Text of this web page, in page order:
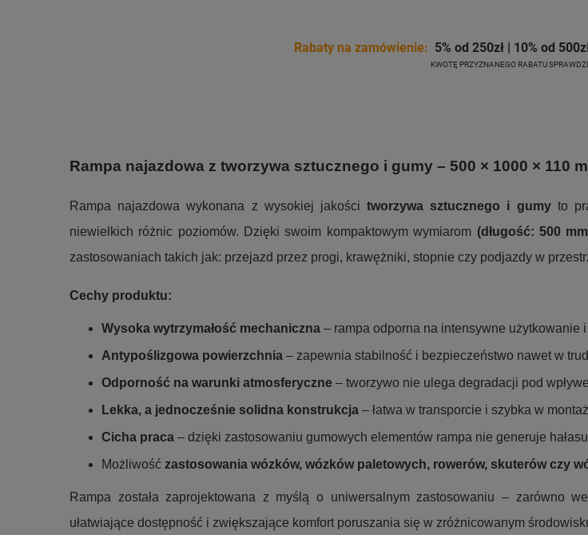
Rabaty na zamówienie: 5% od 250zł | 10% od
KWOTĘ PRZYZNANEGO RABATU
Rampa najazdowa z tworzywa sztucznego i gumy – 500 × 1000 × 110
Rampa najazdowa wykonana z wysokiej jakościtworzywa sztucznego i gumyto
niewielkich różnic poziomów. Dzięki swoim kompaktowym wymiarom (długość: 500
zastosowaniach takich jak: przejazd przez progi, krawężniki, stopnie czy podjazdy w
Cechy produktu:
Wysoka wytrzymałość mechaniczna – rampa odporna na intensywne użytkowanie
Antypoślizgowa powierzchnia – zapewnia stabilność i bezpieczeństwo nawet w
Odporność na warunki atmosferyczne – tworzywo nie ulega degradacji pod
Lekka, a jednocześnie solidna konstrukcja – łatwa w transporcie i szybka w
Cicha praca – dzięki zastosowaniu gumowych elementów rampa nie generuje
Możliwość zastosowania wózków, wózków paletowych, rowerów, skuterów czy
Rampa została zaprojektowana z myślą o uniwersalnym zastosowaniu – zarówno
ułatwiające dostępność i zwiększające komfort poruszania się w zróżnicowanym